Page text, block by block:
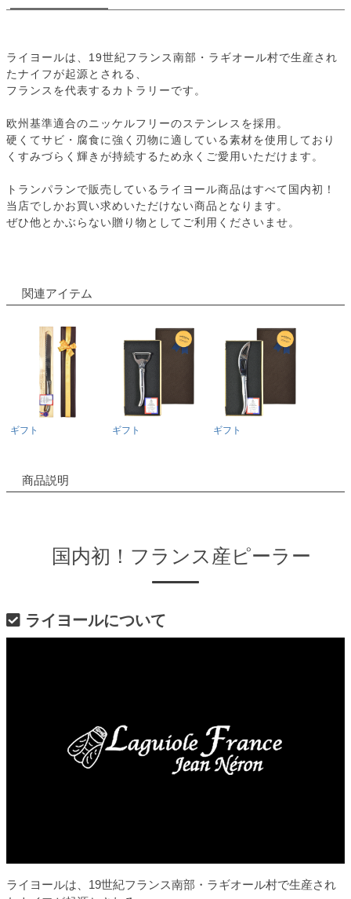
ライヨールは、19世紀フランス南部・ラギオール村で生産され
たナイフが起源とされる、
フランスを代表するカトラリーです。
欧州基準適合のニッケルフリーのステンレスを採用。
硬くてサビ・腐食に強く刃物に適している素材を使用しており
くすみづらく輝きが持続するため永くご愛用いただけます。
トランパランで販売しているライヨール商品はすべて国内初！
当店でしかお買い求めいただけない商品となります。
ぜひ他とかぶらない贈り物としてご利用くださいませ。
関連アイテム
ギフト ギフト ギフト
商品説明
国内初！フランス産ピーラー
ライヨールについて
ライヨールは、19世紀フランス南部・ラギオール村で生産され